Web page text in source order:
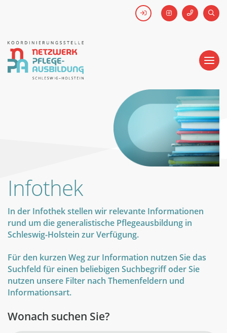
FACEBOOK
Infothek
In der Infothek stellen wir relevante Informationen
rund um die generalistische Pflegeausbildung in
Schleswig-Holstein zur Verfügung.
Für den kurzen Weg zur Information nutzen Sie das
Suchfeld für einen beliebigen Suchbegriff oder Sie
nutzen unsere Filter nach Themenfeldern und
Informationsart.
Wonach suchen Sie?